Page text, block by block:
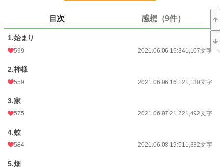
184 pt
文字数 388,536
更新日時
初回公開日時
初回完結日時
週間ポイント
月間ポイント
年間ポイント
目次 感想（9件）
1.始まり
599 2021.06.06 15:341,107文字
2.神様
559 2021.06.06 16:121,130文字
3.家
575 2021.06.07 21:221,492文字
4.蚊
584 2021.06.08 19:511,332文字
5.畑